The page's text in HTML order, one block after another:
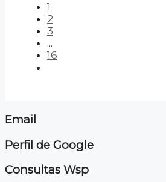
1
2
3
...
16
Email
Perfil de Google
Consultas Wsp